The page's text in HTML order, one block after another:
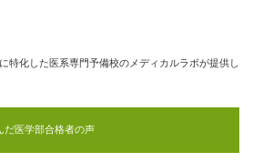
特化した医系専門予備校のメディカルラボが提供し
だ医学部合格者の声